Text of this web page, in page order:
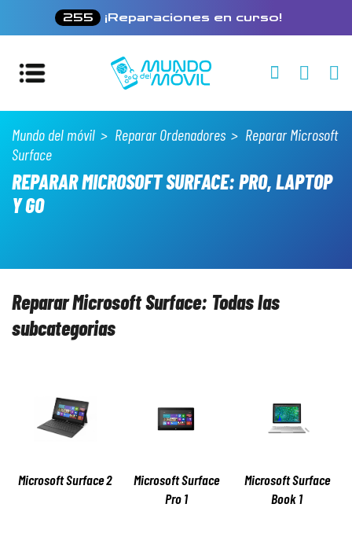
255 ¡Reparaciones en curso!
Mundo del móvil Reparar Ordenadores
Reparar Microsoft
Surface
REPARAR MICROSOFT SURFACE: PRO, LAPTOP
Y GO
Reparar Microsoft Surface: Todas las
subcategorias
Microsoft Surface 2
Microsoft Surface
Pro 1
Microsoft Surface
Book 1